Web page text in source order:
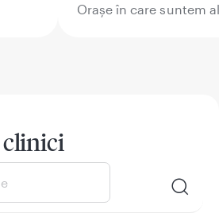
Orașe în care suntem
clinici